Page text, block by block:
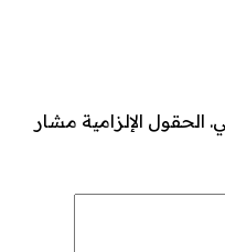
الحقول الإلزامية مشار